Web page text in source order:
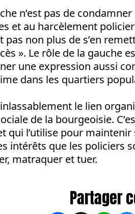
n’est pas de
et au harcèlement
pas non plus de s’en
». Le rôle de la gauche
une expression aussi
dans les quartiers
le lien
de la bourgeoisie.
qui l’utilise pour
intérêts que les policiers
matraquer et tuer.